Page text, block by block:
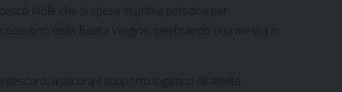
Nolè che si spese in prima persona per
della Beata Vergine, celebrando una messa in
assicura il supporto logistico all’attività